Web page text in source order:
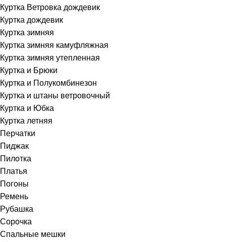
Куртка Ветровка дождевик
Куртка дождевик
Куртка зимняя
Куртка зимняя камуфляжная
Куртка зимняя утепленная
Куртка и Брюки
Куртка и Полукомбинезон
Куртка и штаны ветровочный
Куртка и Юбка
Куртка летняя
Перчатки
Пиджак
Пилотка
Платья
Погоны
Ремень
Рубашка
Сорочка
Спальные мешки